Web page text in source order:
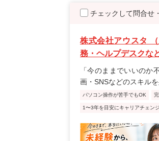
チェックして問合せ
株式会社アウスタ
務・ヘルプデスクな
「今のままでいいの
画・SNSなどのスキル
パソコン操作が苦手でもOK
1〜3年を目安にキャリアチェン